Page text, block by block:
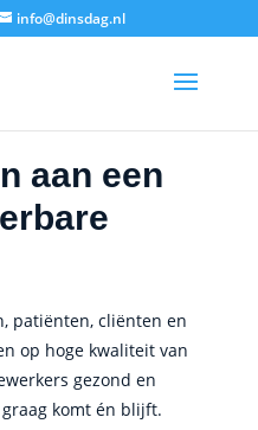
info@dinsdag.nl
aan een
patiënten, cliënten en
op hoge kwaliteit van
gezond en
komt én blijft.